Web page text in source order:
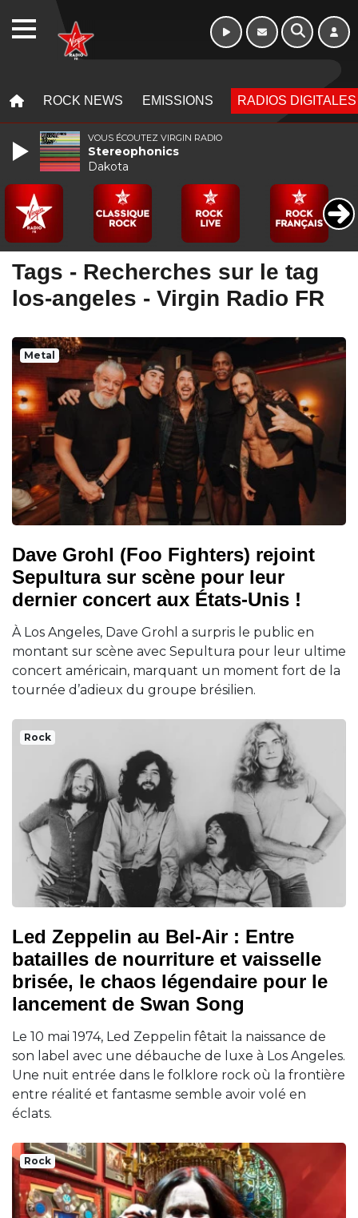
ROCK NEWS EMISSIONS RADIOS DIGITALES
Tags - Recherches sur le tag
los-angeles - Virgin Radio FR
Metal
Dave Grohl (Foo Fighters) rejoint
Sepultura sur scène pour leur
dernier concert aux États-Unis !
À Los Angeles, Dave Grohl a surpris le public en
montant sur scène avec Sepultura pour leur ultime
concert américain, marquant un moment fort de la
tournée d’adieux du groupe brésilien.
Rock
Led Zeppelin au Bel-Air : Entre
batailles de nourriture et vaisselle
brisée, le chaos légendaire pour le
lancement de Swan Song
Le 10 mai 1974, Led Zeppelin fêtait la naissance de
son label avec une débauche de luxe à Los Angeles.
Une nuit entrée dans le folklore rock où la frontière
entre réalité et fantasme semble avoir volé en
éclats.
Rock
VOUS ÉCOUTEZ VIRGIN RADIO
Stereophonics
Dakota
WEBRADIO